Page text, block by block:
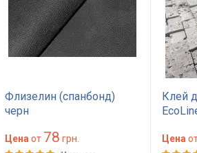
Флизелин (спанбонд)
черн
Цена от 78 грн.
Клей
Цена